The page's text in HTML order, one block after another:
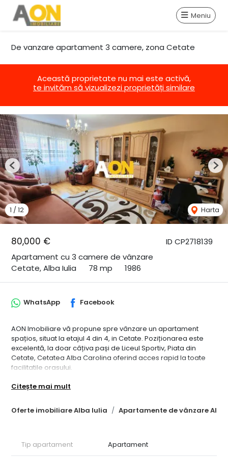
Meniu
De vanzare apartament 3 camere, zona Cetate
Această proprietate nu mai este activă,
te invităm să vizualizezi proprietăți similare
ID CP2718139
80,000 €
Apartament cu 3 camere de vânzare
Cetate, Alba Iulia
78 mp 1986
1 / 12 Harta
Previous
Oferte imobiliare Alba Iulia Apartamente de vânzare
WhatsApp Facebook
AON Imobiliare vă propune spre vânzare un apartament
spațios, situat la etajul 4 din 4, in Cetate. Poziționarea este
excelentă, la doar câțiva pași de Liceul Sportiv, Piata din
Cetate, Cetatea Alba Carolina oferind acces rapid la toate
facilitatile orasului.
decomandat și beneficiază de o compartimentare perfecta:
• 2 dormitoare
• bucătărie
• hol spațios
Acesta se vinde cu mobila de bucatarie, fiind dotat cu finisaje
Citește mai mult
Tip apartament Apartament